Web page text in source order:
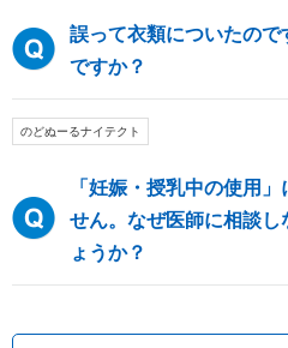
誤って衣類についたの
ですか？
のどぬーるナイテクト
「妊娠・授乳中の使用
せん。なぜ医師に相談し
ょうか？